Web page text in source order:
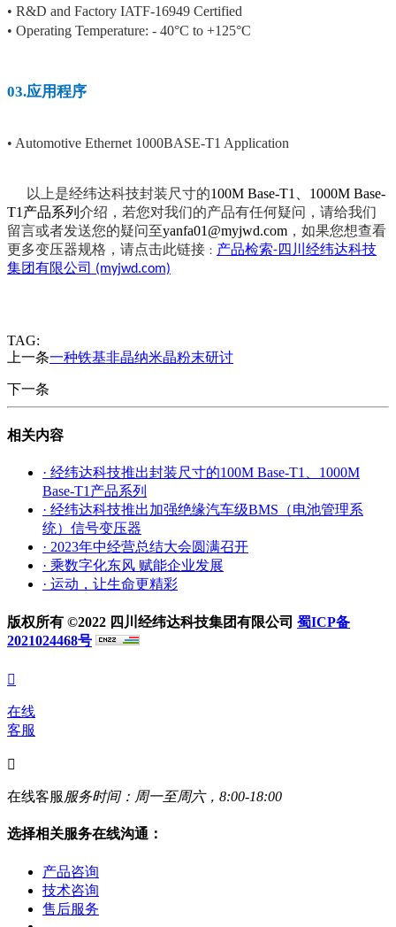
• R&D and Factory IATF-16949 Certified
• Operating Temperature: - 40°C to +125°C
03.应用程序
• Automotive Ethernet 1000BASE-T1 Application
以上是经纬达科技封装尺寸的100M Base-T1、1000M Base-
T1产品系列 介绍，若您对我们的产品有任何疑问，请给我们
留言或者发送您的疑问至yanfa01@myjwd.com ，如果您想查看
更多变压器规格，请点击此链接 ： 产品检索-四川经纬达科技
集团有限公司 (myjwd.com)
TAG:
上一条一种铁基非晶纳米晶粉末研讨
下一条
相关内容
· 经纬达科技推出封装尺寸的100M Base-T1、1000M
Base-T1产品系列
· 经纬达科技推出加强绝缘汽车级BMS（电池管理系
统）信号变压器
· 2023年中经营总结大会圆满召开
· 乘数字化东风 赋能企业发展
· 运动，让生命更精彩
版权所有 ©2022 四川经纬达科技集团有限公司 蜀ICP备
2021024468号

在线
客服

在线客服 服务时间：周一至周六，8:00-18:00
选择相关服务在线沟通：
产品咨询
技术咨询
售后服务